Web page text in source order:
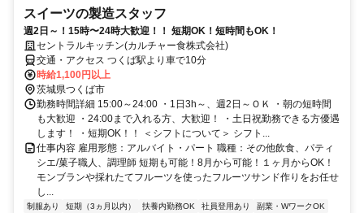
スイーツの製造スタッフ
週2日～！15時〜24時大歓迎！！ 短期OK！短時間もOK！
セントラルキッチン(カルチャー食株式会社)
交通・アクセス つくば駅より車で10分
時給1,100円以上
茨城県つくば市
勤務時間詳細 15:00～24:00 ・1日3h～、週2日～ＯＫ ・朝の短時間
も大歓迎 ・24:00まで入れる方、大歓迎！ ・土日祝勤務できる方優遇
します！ ・短期OK！！ ＜シフトについて＞ シフト...
仕事内容 雇用形態：アルバイト・パート 職種：その他飲食、パティ
シエ/菓子職人、調理師 短期も可能！8月から可能！１ヶ月からOK！
モンブランや採れたてフルーツを使ったフルーツサンド作りをお任せ
し...
制服あり 短期（3ヵ月以内） 扶養内勤務OK 社員登用あり
副業・WワークOK